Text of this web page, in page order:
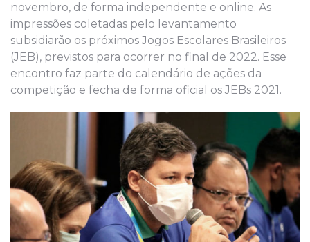
novembro, de forma independente e online. As
impressões coletadas pelo levantamento
subsidiarão os próximos Jogos Escolares Brasileiros
(JEB), previstos para ocorrer no final de 2022. Esse
encontro faz parte do calendário de ações da
competição e fecha de forma oficial os JEBs 2021.